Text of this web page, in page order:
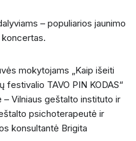
– populiarios jaunimo
mokytojams „Kaip išeiti
festivalio TAVO PIN KODAS“
Vilniaus geštalto instituto ir
psichoterapeutė ir
konsultantė Brigita